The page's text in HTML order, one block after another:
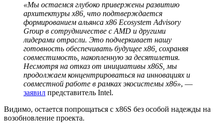
«Мы остаемся глубоко привержены развитию
архитектуры x86, что подтверждается
формированием альянса x86 Ecosystem Advisory
Group в сотрудничестве с AMD и другими
лидерами отрасли. Это подчеркивает нашу
готовность обеспечивать будущее x86, сохраняя
совместимость, накопленную за десятилетия.
Несмотря на отказ от инициативы x86S, мы
продолжаем концентрироваться на инновациях и
совместной работе в рамках экосистемы x86», —
заявил представитель Intel.
Видимо, остается попрощаться с x86S без особой надежды на
возобновление проекта.